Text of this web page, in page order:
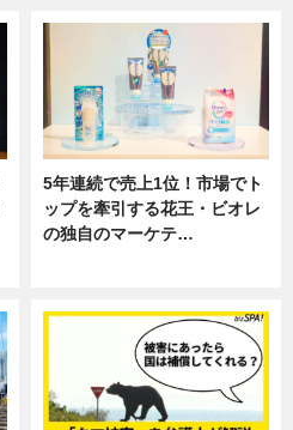
5年連続で売上1位！市場でト
ップを牽引する花王・ビオレ
の独自のマーケテ…